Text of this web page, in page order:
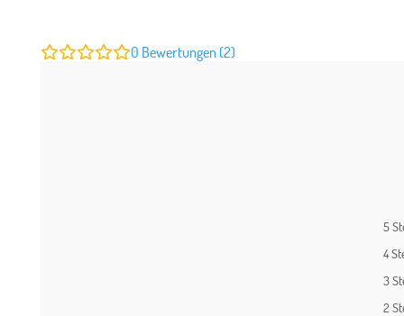
0 Bewertungen (2)
5
4
3
2